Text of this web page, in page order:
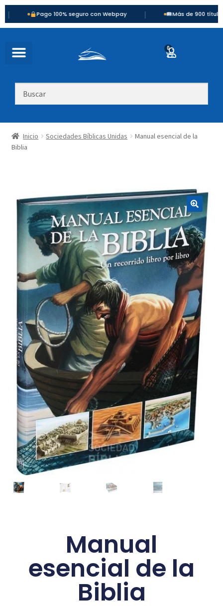
Pago 100% seguro con Webpay | Más de 900 títulos
0
Inicio Sociedades Bíblicas Unidas
Manual esencial de la
Biblia
Manual
esencial de la
Biblia